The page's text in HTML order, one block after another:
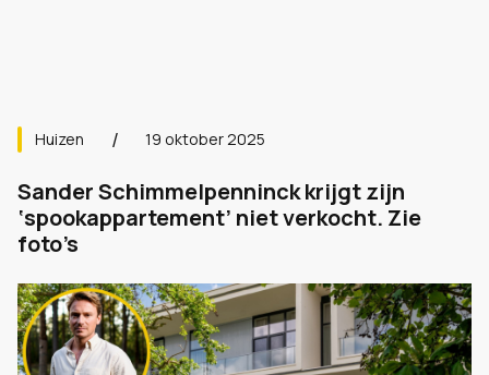
Huizen 19 oktober 2025
Sander Schimmelpenninck krijgt zijn
‘spookappartement’ niet verkocht. Zie
foto’s